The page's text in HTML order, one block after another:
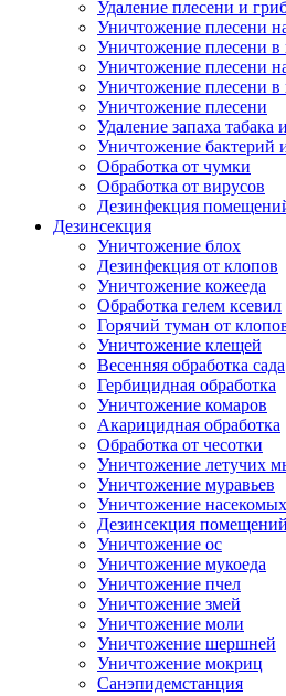
Удаление плесени и
Уничтожение плесени
Уничтожение плесени в
Уничтожение плесени
Уничтожение плесени в
Уничтожение плесени
Удаление запаха табака
Уничтожение бактерий
Обработка от чумки
Обработка от вирусов
Дезинфекция
Дезинсекция
Уничтожение блох
Дезинфекция от клопов
Уничтожение кожееда
Обработка гелем ксевил
Горячий туман от
Уничтожение клещей
Весенняя обработка сада
Гербицидная обработка
Уничтожение комаров
Акарицидная обработка
Обработка от чесотки
Уничтожение летучих
Уничтожение муравьев
Уничтожение насекомых
Дезинсекция помещений
Уничтожение ос
Уничтожение мукоеда
Уничтожение пчел
Уничтожение змей
Уничтожение моли
Уничтожение шершней
Уничтожение мокриц
Санэпидемстанция